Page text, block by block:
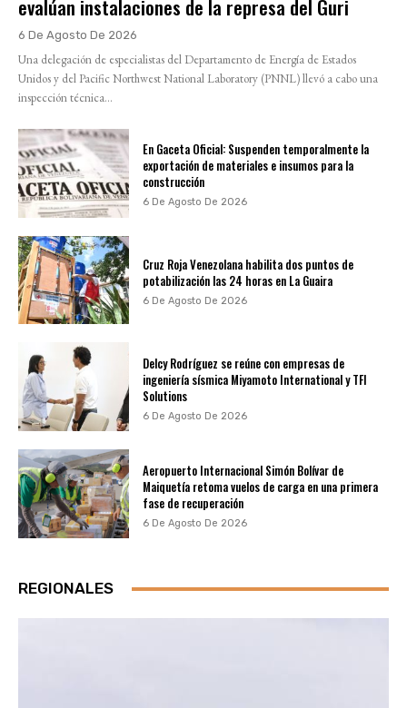
evalúan instalaciones de la represa del Guri
6 De Agosto De 2026
Una delegación de especialistas del Departamento de Energía de Estados
Unidos y del Pacific Northwest National Laboratory (PNNL) llevó a cabo una
inspección técnica...
En Gaceta Oficial: Suspenden temporalmente la
exportación de materiales e insumos para la
construcción
6 De Agosto De 2026
Cruz Roja Venezolana habilita dos puntos de
potabilización las 24 horas en La Guaira
6 De Agosto De 2026
Delcy Rodríguez se reúne con empresas de
ingeniería sísmica Miyamoto International y TFI
Solutions
6 De Agosto De 2026
Aeropuerto Internacional Simón Bolívar de
Maiquetía retoma vuelos de carga en una primera
fase de recuperación
6 De Agosto De 2026
REGIONALES